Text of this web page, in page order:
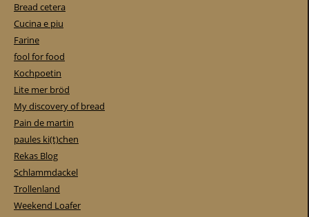
Bread cetera
Cucina e piu
Farine
fool for food
Kochpoetin
Lite mer bröd
My discovery of bread
Pain de martin
paules ki(t)chen
Rekas Blog
Schlammdackel
Trollenland
Weekend Loafer